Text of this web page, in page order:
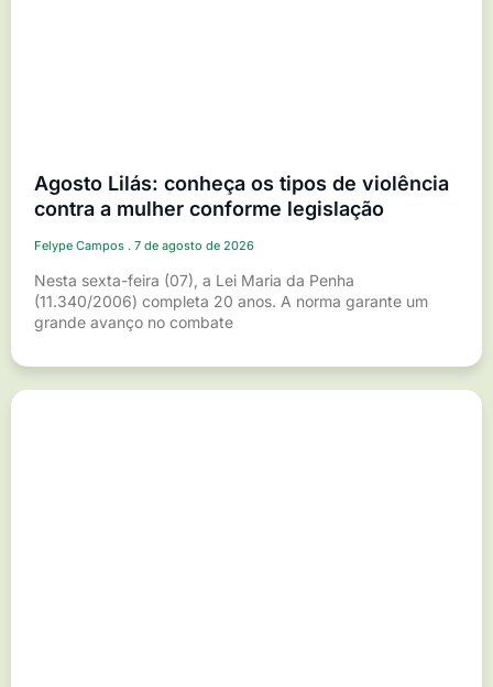
Agosto Lilás: conheça os tipos de violência
contra a mulher conforme legislação
Felype Campos 7 de agosto de 2026
Nesta sexta-feira (07), a Lei Maria da Penha
(11.340/2006) completa 20 anos. A norma garante um
grande avanço no combate